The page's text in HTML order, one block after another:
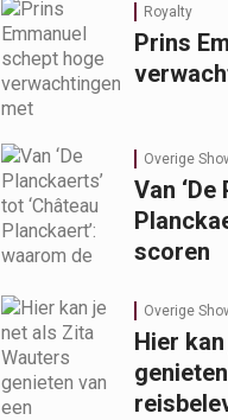
Royalty
Prins
Overige
Van
scoren
Overige
Hier